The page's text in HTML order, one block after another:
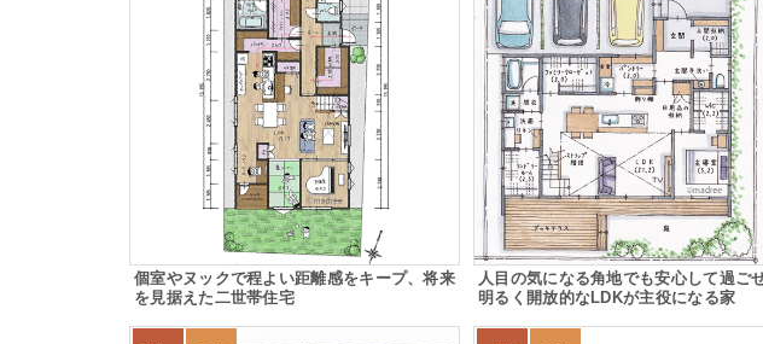
個室やヌックで程よい距離感をキープ、将来
を見据えた二世帯住宅
人目の気になる角地でも安心して過ごせ
明るく開放的なLDKが主役になる家